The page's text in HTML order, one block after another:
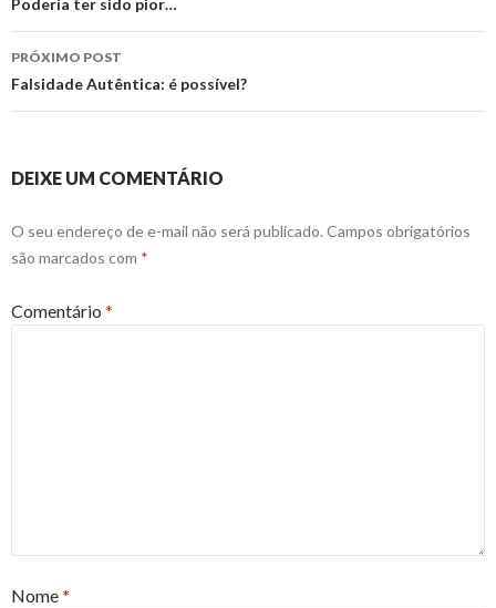
de
posts
Poderia ter sido pior…
PRÓXIMO POST
Falsidade Autêntica: é possível?
DEIXE UM COMENTÁRIO
O seu endereço de e-mail não será publicado. Campos obrigatórios
são marcados com *
Comentário *
Nome*